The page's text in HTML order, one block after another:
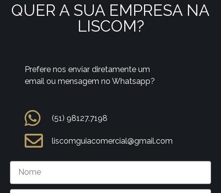
QUER A SUA EMPRESA NA
LISCOM?
Prefere nos enviar diretamente um
email ou mensagem no Whatsapp?
(51) 98127.7198
liscomguiacomercial@gmail.com